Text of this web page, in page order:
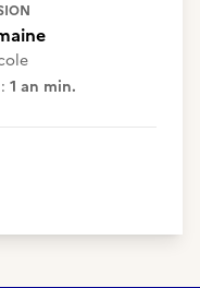
1 an min.